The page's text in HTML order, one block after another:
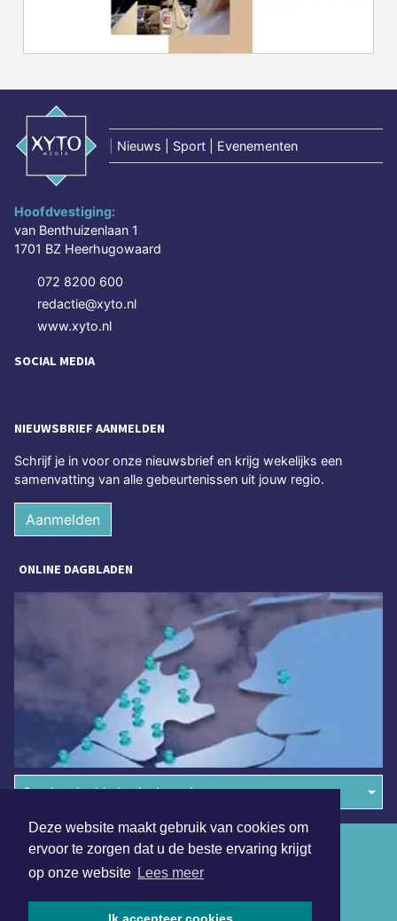
Deze website maakt gebruik van cookies om
ervoor te zorgen dat u de beste ervaring krijgt
op onze website Lees meer
Nieuws | Sport | Evenementen
Hoofdvestiging:
van Benthuizenlaan 1
1701 BZ Heerhugowaard
072 8200 600
redactie@xyto.nl
www.xyto.nl
SOCIAL MEDIA
NIEUWSBRIEF AANMELDEN
Schrijf je in voor onze nieuwsbrief en krijg wekelijks een
samenvatting van alle gebeurtenissen uit jouw regio.
Aanmelden
ONLINE DAGBLADEN
Overige dagbladen in de regio
Algemene voorwaarden
Disclaimer